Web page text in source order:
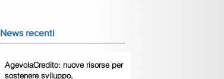
News recenti
AgevolaCredito: nuove risorse per
sostenere sviluppo,